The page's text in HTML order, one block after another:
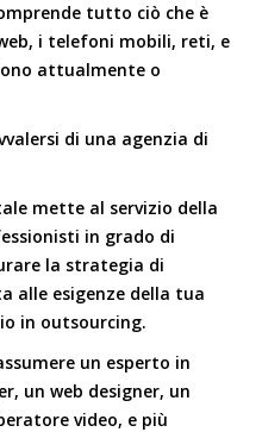
tutto ciò che è
i telefoni mobili, reti, e
attualmente o
di una agenzia di
mette al servizio della
in grado di
la strategia di
alle esigenze della tua
in outsourcing.
un esperto in
, un web designer, un
video, e più